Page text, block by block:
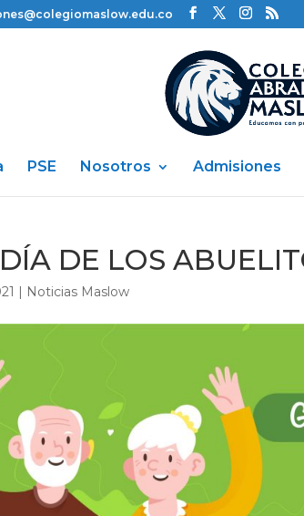
PSE Nosotros Admisiones
DE LOS
| Noticias Maslow